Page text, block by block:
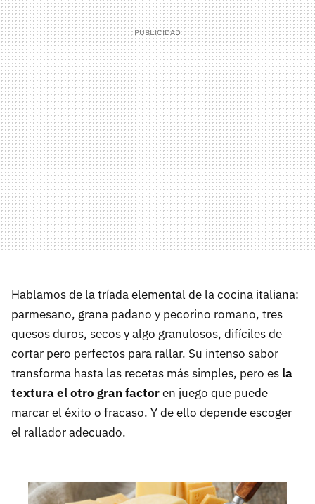
Hablamos de la tríada elemental de la cocina italiana:
parmesano, grana padano y pecorino romano, tres
quesos duros, secos y algo granulosos, difíciles de
cortar pero perfectos para rallar. Su intenso sabor
transforma hasta las recetas más simples, pero es la
textura el otro gran factoren juego que puede
marcar el éxito o fracaso. Y de ello depende escoger
el rallador adecuado.